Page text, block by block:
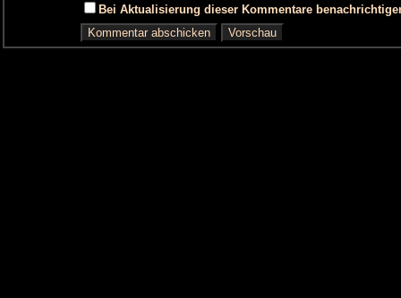
Bei Aktualisierung dieser Kommentare